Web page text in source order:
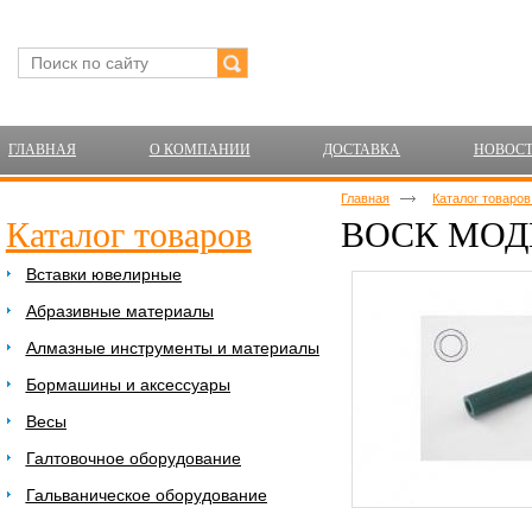
ГЛАВНАЯ О КОМПАНИИ ДОСТАВКА
Каталог товаров
Вставки ювелирные
Абразивные материалы
Алмазные инструменты и материалы
Бормашины и аксессуары
Весы
Галтовочное оборудование
Гальваническое оборудование
Главная Каталог
ВОСК